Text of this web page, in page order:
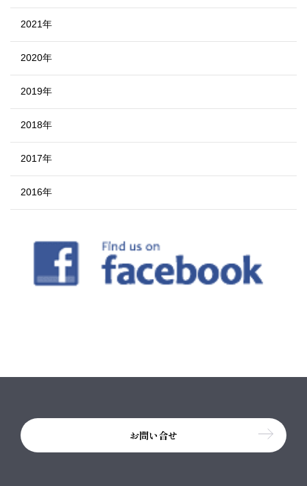
2021年
2020年
2019年
2018年
2017年
2016年
お問い合せ